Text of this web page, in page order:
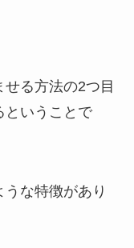
る方法の2つ目
ということで
な特徴があり